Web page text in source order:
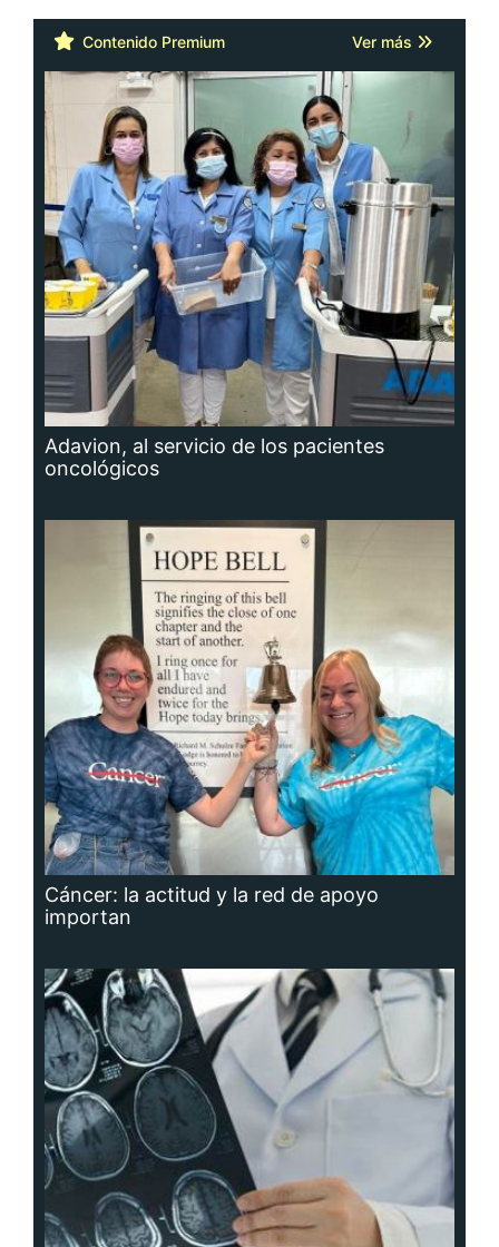
Contenido Premium Ver más
Adavion, al servicio de los pacientes
oncológicos
Cáncer: la actitud y la red de apoyo
importan